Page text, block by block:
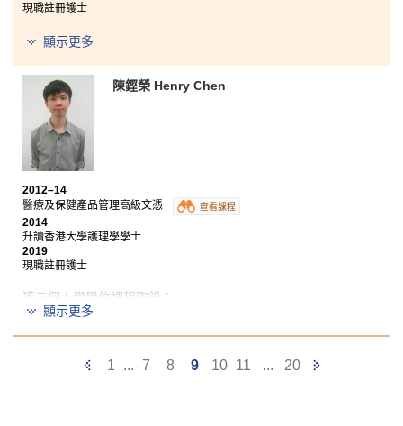
現職註冊護士
在醫療及保健產品管理課程中，我學到不同方面的醫療
器和健康產品知識等，為大學學習做好準備。另外，書
院為同學提供了一個良好的學習環境，所有講師均用心
教學，備課充足，極具教學熱誠，十分樂意於課餘時間
解答我們的問題。總括而言，我在書院渡過了充實美滿
的大專生活，順利入讀香港大學護理學，向目標努力邁
進。
顯示更多
陳鏗榮 Henry Chen
2012–14
醫療及保健產品管理高級文憑
查看課程
2014
升讀香港大學護理學學士
2019
現職註冊護士
獲三個大學學位課程取錄：
香港中文大學兩年制社區健康理學士
顯示更多
Previous
1 ... 7 8 9 10 11 ... 20